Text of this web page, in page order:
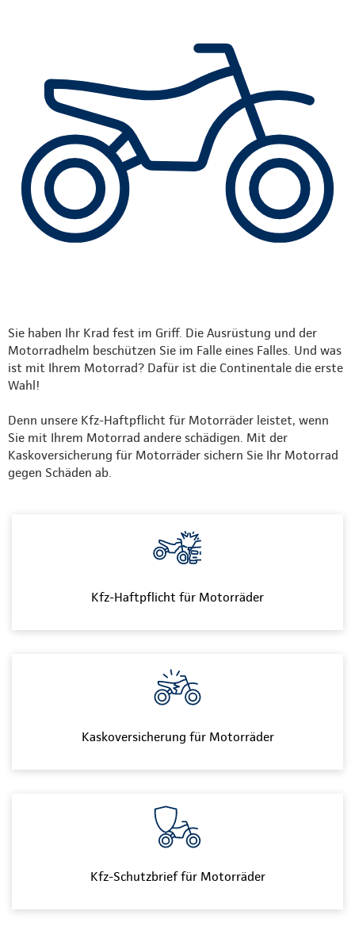
Sie haben Ihr Krad fest im Griff. Die Ausrüstung und der
Motorradhelm beschützen Sie im Falle eines Falles. Und was
ist mit Ihrem Motorrad? Dafür ist die Continentale die erste
Wahl!
Denn unsere Kfz-Haftpflicht für Motorräder leistet, wenn
Sie mit Ihrem Motorrad andere schädigen. Mit der
Kaskoversicherung für Motorräder sichern Sie Ihr Motorrad
gegen Schäden ab.
Kfz-Haftpflicht für Motorräder
Kaskoversicherung für Motorräder
Kfz-Schutzbrief für Motorräder